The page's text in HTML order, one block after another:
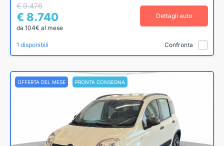
€ 9.476
€ 8.740
da 104€ al mese
Dettagli auto
1 disponibili Confronta
OFFERTA DEL MESE PRONTA CONSEGNA